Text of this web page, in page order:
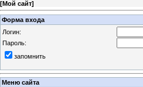
[Мой сайт]
Форма входа
Логин:
Пароль:
запомнить
Меню сайта